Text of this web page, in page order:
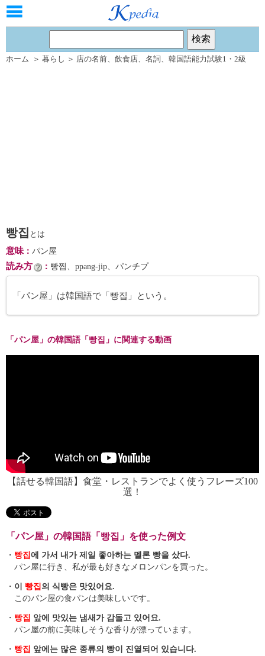
ホーム ＞ 暮らし ＞ 店の名前、 飲食店、 名詞 、 韓国語能力試験1・2級
빵집 とは
意味： パン屋
読み方 ： 빵찝、ppang-jip、パンチプ
「パン屋」は韓国語で「빵집」という。
「パン屋」の韓国語「빵집」に関連する動画
【話せる韓国語】食堂・レストランでよく使うフレーズ100
選！
「パン屋」の韓国語「빵집」を使った例文
・ 빵집에 가서 내가 제일 좋아하는 멜론 빵을 샀다.
パン屋に行き、私が最も好きなメロンパンを買った。
・ 이 빵집 의 식빵은 맛있어요.
このパン屋の食パンは美味しいです。
・ 빵집 앞에 맛있는 냄새가 감돌고 있어요.
パン屋の前に美味しそうな香りが漂っています。
・ 빵집 앞에는 많은 종류의 빵이 진열되어 있습니다.